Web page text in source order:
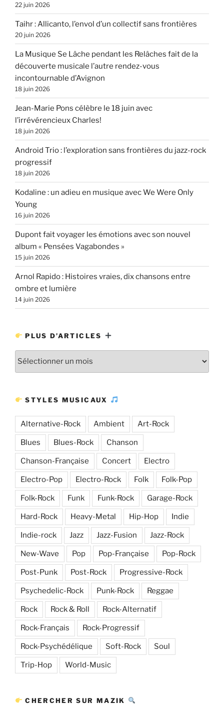
22 juin 2026
Taihr : Allicanto, l’envol d’un collectif sans frontières
20 juin 2026
La Musique Se Lâche pendant les Relâches fait de la
découverte musicale l’autre rendez-vous
incontournable d’Avignon
18 juin 2026
Jean-Marie Pons célèbre le 18 juin avec
l’irrévérencieux Charles!
18 juin 2026
Android Trio : l’exploration sans frontières du jazz-rock
progressif
18 juin 2026
Kodaline : un adieu en musique avec We Were Only
Young
16 juin 2026
Dupont fait voyager les émotions avec son nouvel
album « Pensées Vagabondes »
15 juin 2026
Arnol Rapido : Histoires vraies, dix chansons entre
ombre et lumière
14 juin 2026
PLUS D’ARTICLES
STYLES MUSICAUX
Alternative-Rock Ambient Art-Rock
Blues Blues-Rock Chanson
Chanson-Française Concert Electro
Electro-Pop Electro-Rock Folk Folk-Pop
Folk-Rock Funk Funk-Rock Garage-Rock
Hard-Rock Heavy-Metal Hip-Hop Indie
Indie-rock Jazz Jazz-Fusion Jazz-Rock
New-Wave Pop Pop-Française Pop-Rock
Post-Punk Post-Rock Progressive-Rock
Psychedelic-Rock Punk-Rock Reggae
Rock Rock & Roll Rock-Alternatif
Rock-Français Rock-Progressif
Rock-Psychédélique Soft-Rock Soul
Trip-Hop World-Music
CHERCHER SUR MAZIK